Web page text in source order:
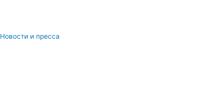
Новости и пресса